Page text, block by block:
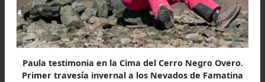
Testimoniamos nuestro ascenso, después
fundirnos en un fatigado abrazo como hicimos
cada cumbre pisada. La carga emocional
traíamos era diferente,
enormemente a la Montaña el habernos